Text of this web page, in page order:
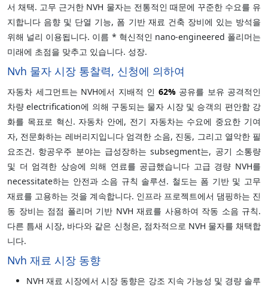
서 채택. 고무 근거한 NVH 물자는 전통적인 때문에 꾸준한 수요를 유
지합니다 음향 및 단열 기능, 폼 기반 재료 건축 장비에 있는 방석을
위해 널리 이용됩니다. 이름 * 혁신적인 nano-engineered 폴리머는
미래에 초점을 맞추고 있습니다. 성장.
Nvh 물자 시장 통찰력, 신청에 의하여
자동차 세그먼트는 NVH에서 지배적 인 62%공유를 보유 공격적인
차량 electrification에 의해 구동되는 물자 시장 및 승객의 편안함 강
화를 목표로 혁신. 자동차 안에, 전기 자동차는 수요에 중요한 기여
자, 전문화하는 레버리지입니다 엄격한 소음, 진동, 그리고 열악한 필
요조건. 항공우주 분야는 급성장하는 subsegment는, 공기 소통량
및 더 엄격한 상승에 의해 연료를 공급했습니다 고급 경량 NVH를
necessitate하는 안전과 소음 규칙 솔루션. 철도는 폼 기반 및 고무
재료를 고용하는 것을 계속합니다. 인프라 프로젝트에서 댐핑하는 진
동 장비는 점점 폴리머 기반 NVH 재료를 사용하여 작동 소음 규칙.
다른 틈새 시장, 바다와 같은 신청은, 점차적으로 NVH 물자를 채택합
니다.
Nvh 재료 시장 동향
NVH 재료 시장에서 시장 동향은 강조 지속 가능성 및 경량 솔루